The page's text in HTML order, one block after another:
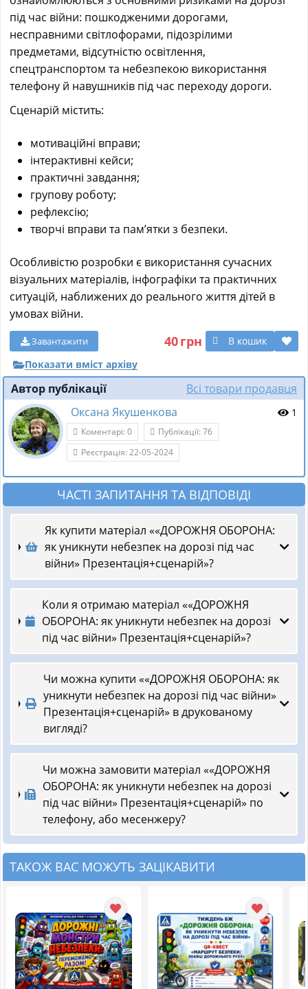
під час війни: пошкодженими дорогами,
несправними світлофорами, підозрілими
предметами, відсутністю освітлення,
спецтранспортом та небезпекою використання
телефону й навушників під час переходу дороги.
Сценарій містить:
мотиваційні вправи;
інтерактивні кейси;
практичні завдання;
групову роботу;
рефлексію;
творчі вправи та пам’ятки з безпеки.
Особливістю розробки є використання сучасних
візуальних матеріалів, інфографіки та практичних
ситуацій, наближених до реального життя дітей в
умовах війни.
40грн В кошик
Завантажити
Показати вміст архіву
Автор публікації
Всі товари продавця
Оксана Якушенкова
1
Коментарі: 0
Публікації: 76
Реєстрація: 22-05-2024
ЧАСТІ ЗАПИТАННЯ ТА ВІДПОВІДІ
Як купити матеріал ««ДОРОЖНЯ ОБОРОНА:
як уникнути небезпек на дорозі під час
війни» Презентація+сценарій»?
Коли я отримаю матеріал ««ДОРОЖНЯ
ОБОРОНА: як уникнути небезпек на дорозі
під час війни» Презентація+сценарій»?
Чи можна купити ««ДОРОЖНЯ ОБОРОНА: як
уникнути небезпек на дорозі під час війни»
Презентація+сценарій» в друкованому
вигляді?
Чи можна замовити матеріал ««ДОРОЖНЯ
ОБОРОНА: як уникнути небезпек на дорозі
під час війни» Презентація+сценарій» по
телефону, або месенжеру?
ТАКОЖ ВАС МОЖУТЬ ЗАЦІКАВИТИ